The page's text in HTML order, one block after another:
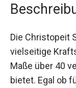
Die Christopeit
vielseitige
Maße über 40
bietet. Egal ob